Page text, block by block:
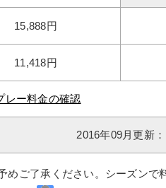
15,888円
11,418円
レー料金の確認
2016年09月更新
めご了承ください。シーズンで